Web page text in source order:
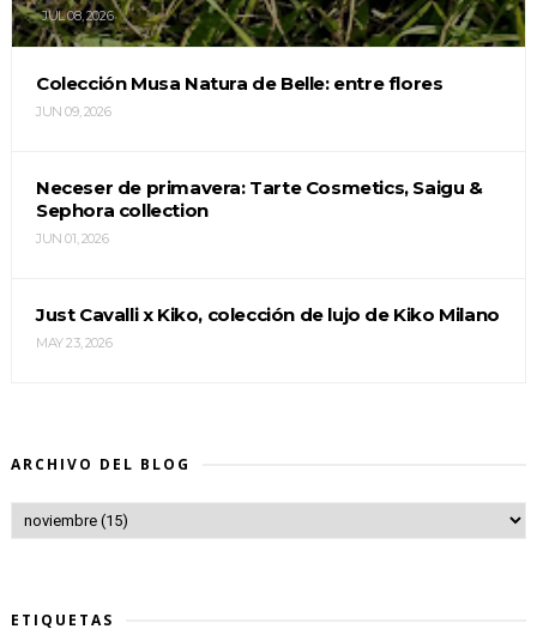
JUL 08, 2026
Colección Musa Natura de Belle: entre flores
JUN 09, 2026
Neceser de primavera: Tarte Cosmetics, Saigu &
Sephora collection
JUN 01, 2026
Just Cavalli x Kiko, colección de lujo de Kiko Milano
MAY 23, 2026
ARCHIVO DEL BLOG
ETIQUETAS